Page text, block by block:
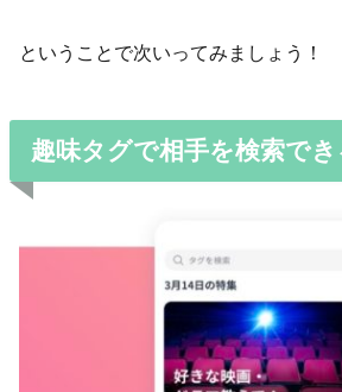
ということで次いってみましょう！
趣味タグで相手を検索でき